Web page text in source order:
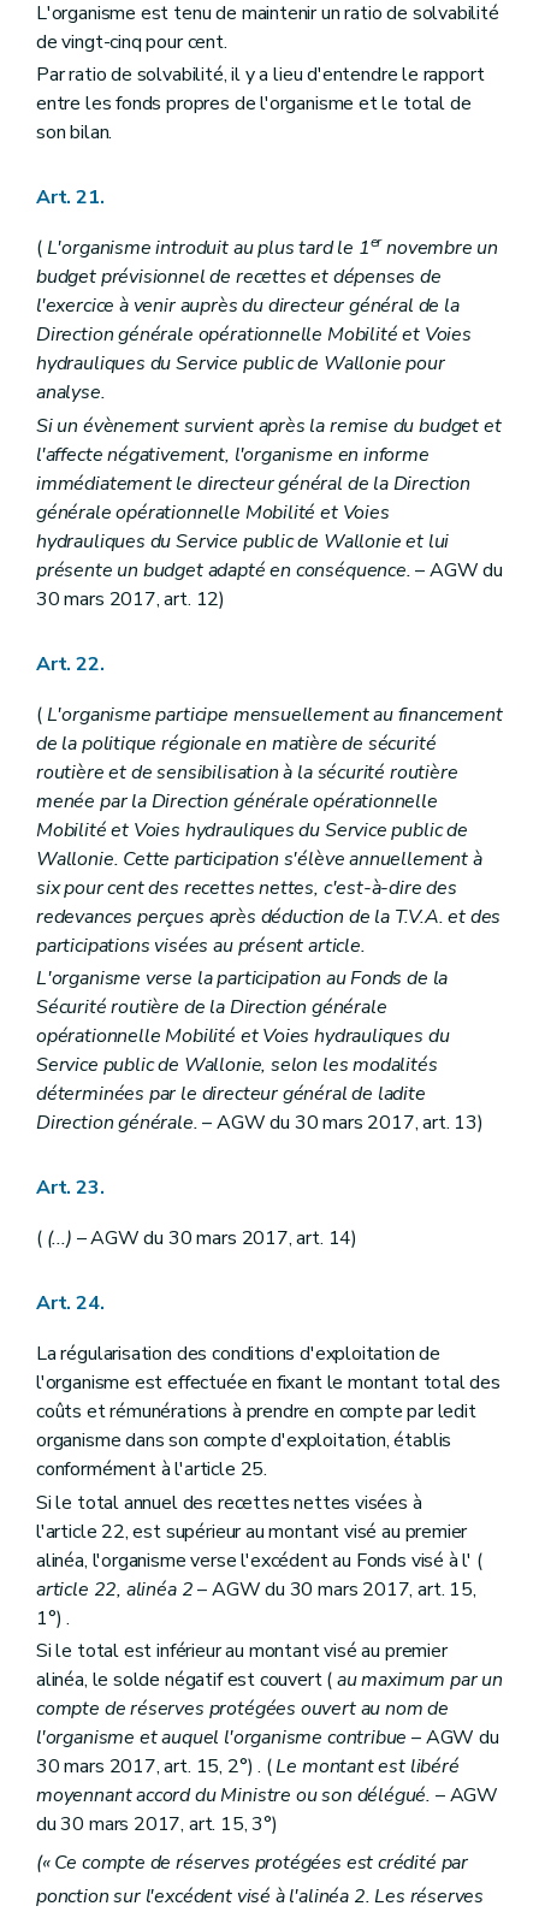
L'organisme est tenu de maintenir un ratio de solvabilité
de vingt-cinq pour cent.
Par ratio de solvabilité, il y a lieu d'entendre le rapport
entre les fonds propres de l'organisme et le total de
son bilan.
Art. 21.
(L'organisme introduit au plus tard le 1ernovembre un
budget prévisionnel de recettes et dépenses de
l'exercice à venir auprès du directeur général de la
Direction générale opérationnelle Mobilité et Voies
hydrauliques du Service public de Wallonie pour
analyse.
Si un évènement survient après la remise du budget et
l'affecte négativement, l'organisme en informe
immédiatement le directeur général de la Direction
générale opérationnelle Mobilité et Voies
hydrauliques du Service public de Wallonie et lui
présente un budget adapté en conséquence.– AGW du
30 mars 2017, art. 12)
Art. 22.
(L'organisme participe mensuellement au financement
de la politique régionale en matière de sécurité
routière et de sensibilisation à la sécurité routière
menée par la Direction générale opérationnelle
Mobilité et Voies hydrauliques du Service public de
Wallonie. Cette participation s'élève annuellement à
six pour cent des recettes nettes, c'est-à-dire des
redevances perçues après déduction de la T.V.A. et des
participations visées au présent article.
L'organisme verse la participation au Fonds de la
Sécurité routière de la Direction générale
opérationnelle Mobilité et Voies hydrauliques du
Service public de Wallonie, selon les modalités
déterminées par le directeur général de ladite
Direction générale.– AGW du 30 mars 2017, art. 13)
Art. 23.
( (...) – AGW du 30 mars 2017, art. 14)
Art. 24.
La régularisation des conditions d'exploitation de
l'organisme est effectuée en fixant le montant total des
coûts et rémunérations à prendre en compte par ledit
organisme dans son compte d'exploitation, établis
conformément à l'article 25.
Si le total annuel des recettes nettes visées à
l'article 22, est supérieur au montant visé au premier
alinéa, l'organisme verse l'excédent au Fonds visé à l' (
article 22, alinéa 2– AGW du 30 mars 2017, art. 15,
1°) .
Si le total est inférieur au montant visé au premier
alinéa, le solde négatif est couvert (au maximum par un
compte de réserves protégées ouvert au nom de
l'organisme et auquel l'organisme contribue – AGW du
30 mars 2017, art. 15, 2°) . (Le montant est libéré
moyennant accord du Ministre ou son délégué. – AGW
du 30 mars 2017, art. 15, 3°)
(« Ce compte de réserves protégées est crédité par
ponction sur l'excédent visé à l'alinéa 2. Les réserves